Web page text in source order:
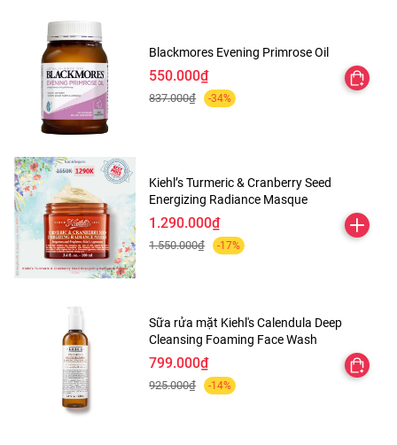
Blackmores Evening Primrose Oil
550.000₫
837.000₫ -34%
Kiehl’s Turmeric & Cranberry Seed
Energizing Radiance Masque
1.290.000₫
1.550.000₫ -17%
Sữa rửa mặt Kiehl's Calendula Deep
Cleansing Foaming Face Wash
799.000₫
925.000₫ -14%